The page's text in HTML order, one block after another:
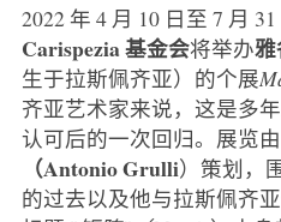
2022 年 4 月 10 日至 7 月 31
Carispezia 基金会将举办
生于拉斯佩齐亚）的个展
齐亚艺术家来说，这是多
认可后的一次回归。展览由
（Antonio Grulli）策划，
的过去以及他与拉斯佩齐